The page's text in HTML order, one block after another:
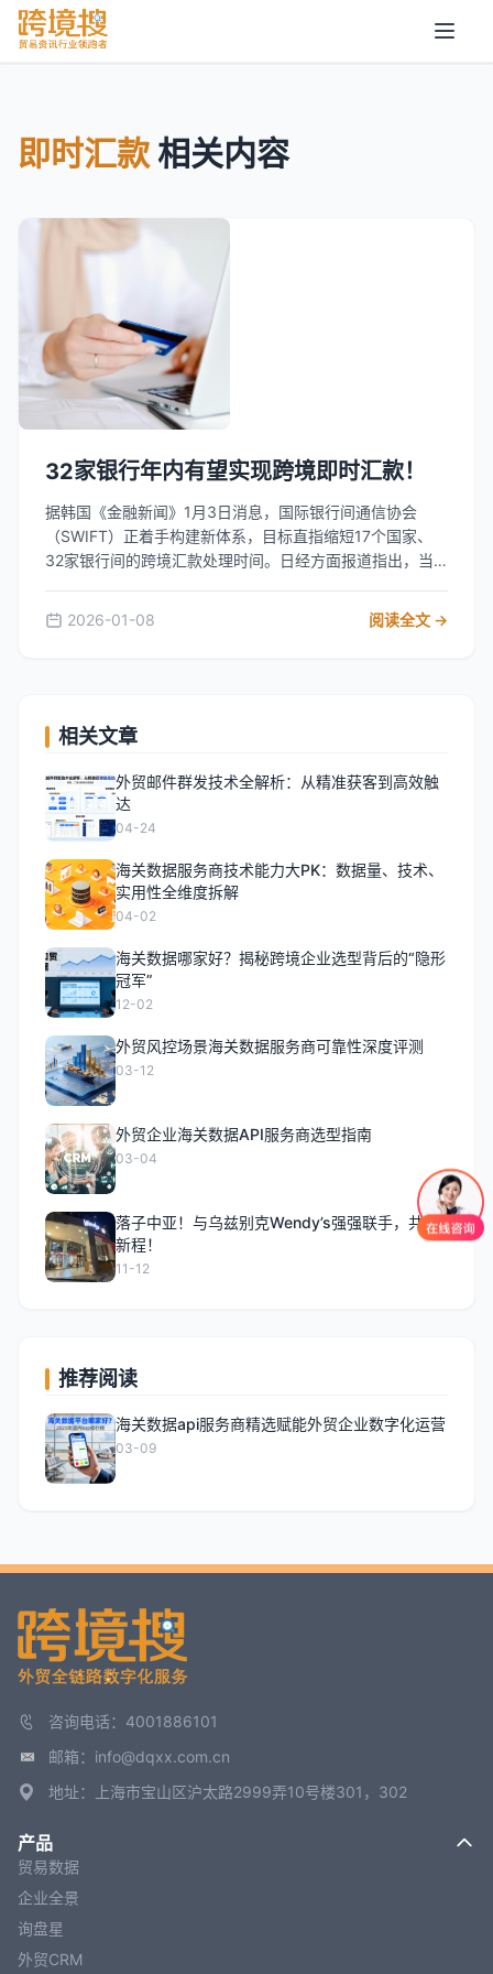
即时汇款 相关内容
32家银行年内有望实现跨境即时汇款！
据韩国《金融新闻》1月3日消息，国际银行间通信协会
（SWIFT）正着手构建新体系，目标直指缩短17个国家、
32家银行间的跨境汇款处理时间。日经方面报道指出，当
分金融科技公司在到账速度和手续费方面展现出更强的竞争
力。尽管通过SWIFT网络发起的汇款在技术上已具备一定优
行间即时汇款。新体系将设定单笔汇款上限为1万美元，并
探索在汇款前明确告知手续费的方案。业内分析认为，面对
金融科技企业的崛起，银行业正通过优化延迟结算、提升用
户体验等措施，力求稳固并拓展跨境汇款市场。 来源：韩
国《金融新闻》
2026-01-08 阅读全文 →
相关文章
外贸邮件群发技术全解析：从精准获客到高效触
达
04-24
海关数据服务商技术能力大PK：数据量、技术、
实用性全维度拆解
04-02
海关数据哪家好？揭秘跨境企业选型背后的“隐形
冠军”
12-02
外贸风控场景海关数据服务商可靠性深度评测
03-12
外贸企业海关数据API服务商选型指南
03-04
落子中亚！与乌兹别克Wendy’s强强联手，共拓
新程！
11-12
推荐阅读
海关数据api服务商精选赋能外贸企业数字化运营
03-09
咨询电话：4001886101
邮箱：info@dqxx.com.cn
地址：上海市宝山区沪太路2999弄10号楼301，302
产品
贸易数据
企业全景
询盘星
外贸CRM